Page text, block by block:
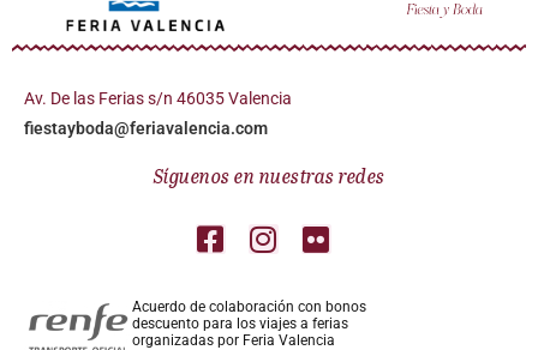
Av. De las Ferias s/n 46035 Valencia
fiestayboda@feriavalencia.com
Síguenos en nuestras redes
Acuerdo de colaboración con bonos
descuento para los viajes a ferias
organizadas por Feria Valencia